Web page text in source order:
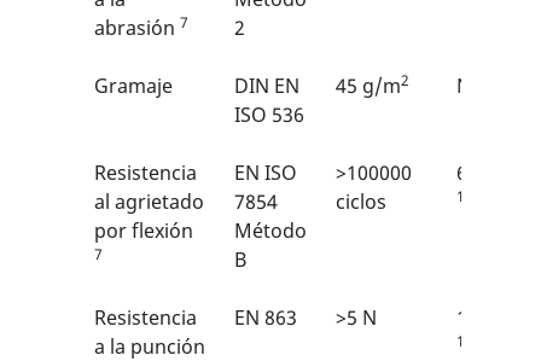
abrasión 7
2
Gramaje
DIN EN
ISO 536
45 g/m2 N/A
Resistencia
al agrietado
por flexión
7
EN ISO
7854
Método
B
>100000
ciclos
6/6
1
Resistencia
a la punción
EN 863 >5 N 1/6
1